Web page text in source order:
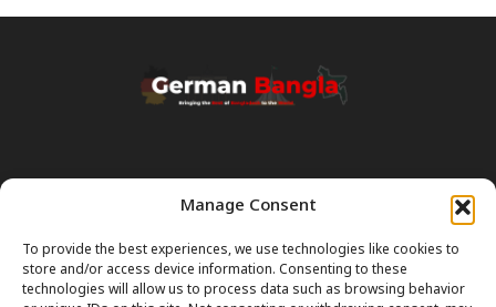
Manage Consent
To provide the best experiences, we use technologies like cookies to
store and/or access device information. Consenting to these
technologies will allow us to process data such as browsing behavior
Transparency & Disclaimer:
Some content and images on this site are generated with the
assistance of Artificial Intelligence (AI). While we strive for accuracy, AI
can occasionally produce incorrect or outdated information.